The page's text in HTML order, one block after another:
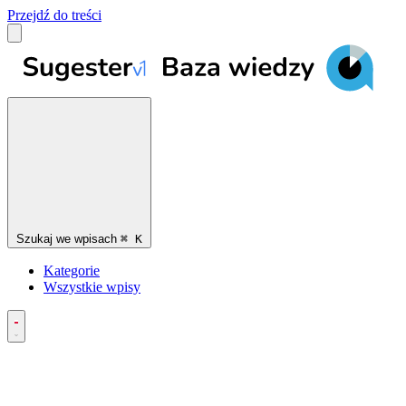
Przejdź do treści
Szukaj we wpisach ⌘ K
Kategorie
Wszystkie wpisy